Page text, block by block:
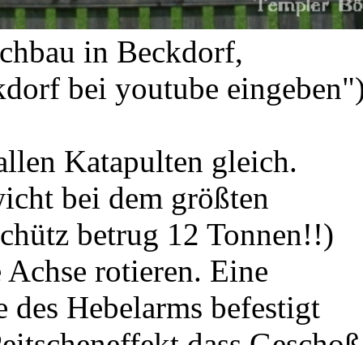
in Beckdorf,
bei youtube eingeben"
Katapulten gleich.
bei dem größten
betrug 12 Tonnen!!)
rotieren. Eine
Hebelarms befestigt